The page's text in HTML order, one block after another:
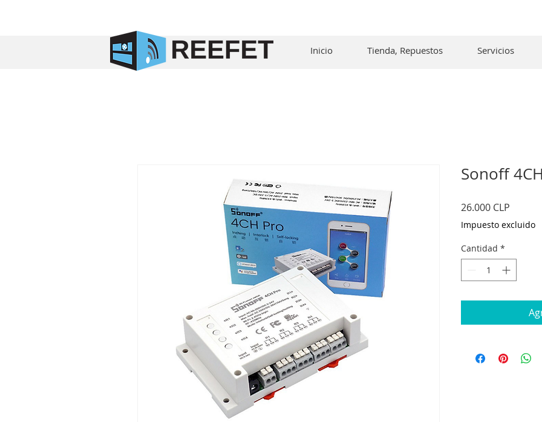
Inicio Tienda, Repuestos Servicios
Sonoff
26.000 CLP
Impuesto excluido
Cantidad *